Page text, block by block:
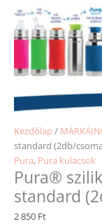
Kezdőlap /
standard (2db/
Pura, Pura kulacsok
Pura®
standard
2 850 Ft